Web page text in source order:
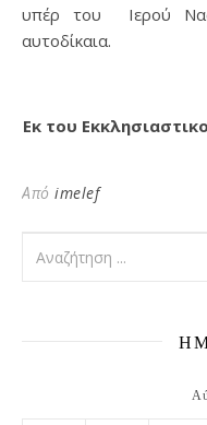
υπέρ του Ιερού
αυτοδίκαια.
Εκ του
Από imelef